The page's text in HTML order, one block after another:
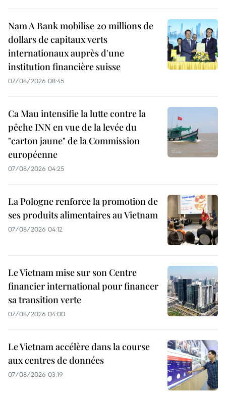
Nam A Bank mobilise 20 millions de
dollars de capitaux verts
internationaux auprès d'une
institution financière suisse
07/08/2026 08:45
Ca Mau intensifie la lutte contre la
pêche INN en vue de la levée du
"carton jaune" de la Commission
européenne
07/08/2026 04:25
La Pologne renforce la promotion de
ses produits alimentaires au Vietnam
07/08/2026 04:12
Le Vietnam mise sur son Centre
financier international pour financer
sa transition verte
07/08/2026 04:00
Le Vietnam accélère dans la course
aux centres de données
07/08/2026 03:19